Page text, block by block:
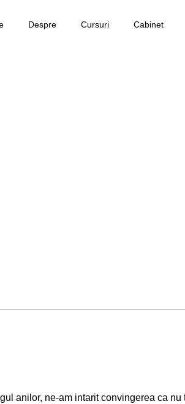
Despre Cursuri Cabinet
anilor, ne-am intarit convingerea ca nu